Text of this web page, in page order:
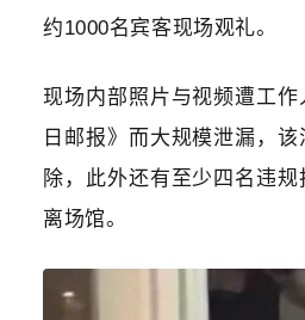
约1000名宾客现场观礼。
现场内部照片与视频遭工
日邮报》而大规模泄漏，
除，此外还有至少四名违
离场馆。